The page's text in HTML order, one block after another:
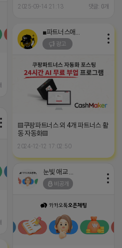
2025-09-14 21:13 댓글: 0개
광고
▤쿠팡파트너스 외 4개 파트너스 활
동 자동화▤
2024-12-12 17:02:50
비공개